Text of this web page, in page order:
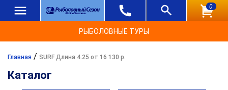
0
РЫБОЛОВНЫЕ ТУРЫ
Главная / SURF Длина 4.25 от 16 130 р.
Каталог